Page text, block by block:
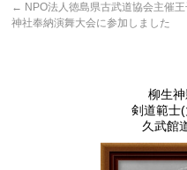
← NPO法人徳島県古武道協会主催
神社奉納演舞大会に参加しました
柳生
剣道範士
久武館